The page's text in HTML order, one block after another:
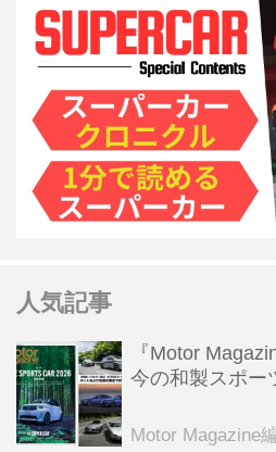
人気記事
『Motor
今の和製スポー
Motor Magazine